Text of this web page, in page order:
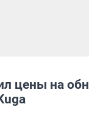
цены на